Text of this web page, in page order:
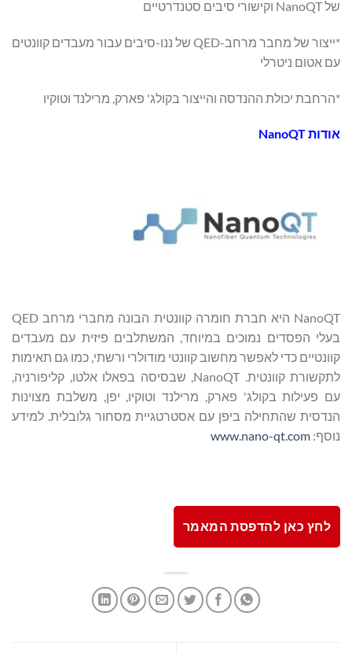
של NanoQT וקישורי סיבים סטנדרטיים
*ייצור של מחבר מרחב-QED של ננו-סיבים עבור מעבדים קוונטים
עם אטום ניטרלי
*הרחבת יכולת ההנדסה והייצור בקולג' פארק, מרילנד וטוקיו
אודות NanoQT
NanoQT היא חברת חומרה קוונטית הבונה מחברי מרחב QED
בעלי הפסדים נמוכים במיוחד, המשתלבים פיזית עם מעבדים
קוונטיים כדי לאפשר מחשוב קוונטי מודולרי ורשתי, כמו גם תאימות
לתקשורת קוונטית. NanoQT, שבסיסה בפאלו אלטו, קליפורניה,
עם פעילות בקולג' פארק, מרילנד וטוקיו, יפן, משלבת מצוינות
הנדסית שהתחילה ביפן עם אסטרטגיית מסחור גלובלית. למידע
נוסף: www.nano-qt.com
לחץ כאן להדפסת המאמר